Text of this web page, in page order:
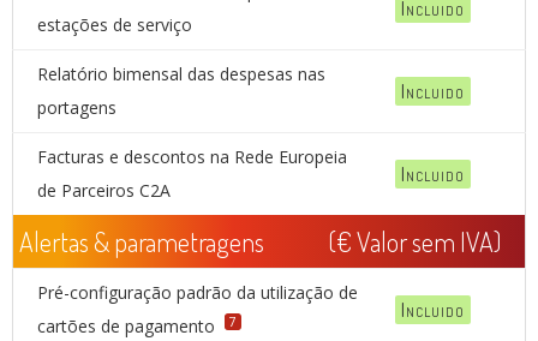
estações de serviço
Incluido
Relatório bimensal das despesas nas
portagens
Incluido
Facturas e descontos na Rede Europeia
de Parceiros C2A
Incluido
Alertas & parametragens (€ Valor sem IVA)
Pré-configuração padrão da utilização de
cartões de pagamento
7 Incluido